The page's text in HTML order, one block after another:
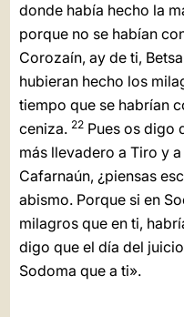
donde había hecho la
porque no se habían
Corozaín, ay de ti,
hubieran hecho los
tiempo que se habrían
ceniza. 22Pues os digo
más llevadero a Tiro y
Cafarnaún, ¿piensas
abismo. Porque si en
milagros que en ti,
digo que el día del
Sodoma que a ti».